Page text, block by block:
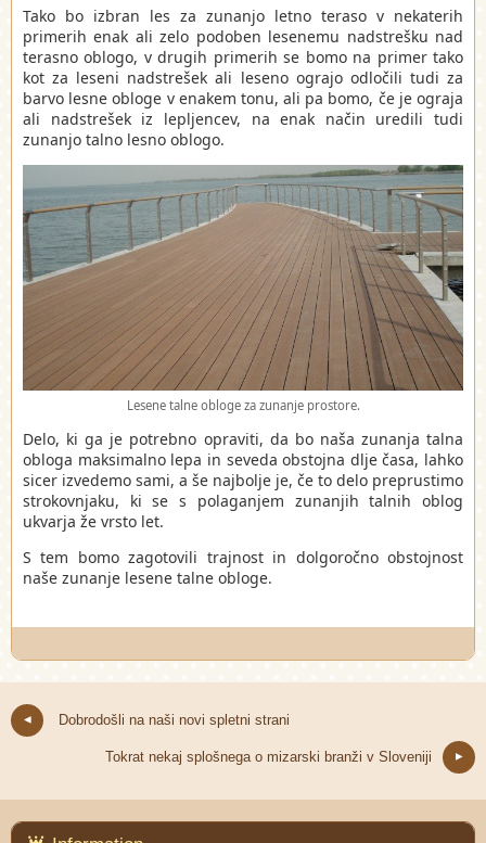
Tako bo izbran les za zunanjo letno teraso v nekaterih
primerih enak ali zelo podoben lesenemu nadstrešku nad
terasno oblogo, v drugih primerih se bomo na primer tako
kot za leseni nadstrešek ali leseno ograjo odločili tudi za
barvo lesne obloge v enakem tonu, ali pa bomo, če je ograja
ali nadstrešek iz lepljencev, na enak način uredili tudi
zunanjo talno lesno oblogo.
Lesene talne obloge za zunanje prostore.
Delo, ki ga je potrebno opraviti, da bo naša zunanja talna
obloga maksimalno lepa in seveda obstojna dlje časa, lahko
sicer izvedemo sami, a še najbolje je, če to delo preprustimo
strokovnjaku, ki se s polaganjem zunanjih talnih oblog
ukvarja že vrsto let.
S tem bomo zagotovili trajnost in dolgoročno obstojnost
naše zunanje lesene talne obloge.
Dobrodošli na naši novi spletni strani
Tokrat nekaj splošnega o mizarski branži v Sloveniji